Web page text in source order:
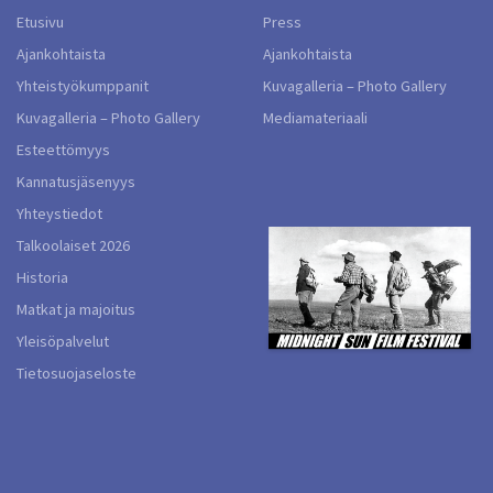
Etusivu
Ajankohtaista
Yhteistyökumppanit
Kuvagalleria – Photo Gallery
Esteettömyys
Kannatusjäsenyys
Yhteystiedot
Talkoolaiset 2026
Historia
Matkat ja majoitus
Yleisöpalvelut
Tietosuojaseloste
Press
Ajankohtaista
Kuvagalleria – Photo Gallery
Mediamateriaali